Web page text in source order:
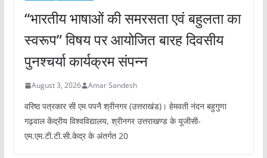
“भारतीय भाषाओं की समरसता एवं बहुलता का
स्वरूप” विषय पर आयोजित बारह दिवसीय
पुनश्चर्या कार्यक्रम संपन्न
August 3, 2026 Amar Sandesh
वरिष्ठ पत्रकार सी एम पपनै श्रीनगर (उत्तराखंड)। हेमवती नंदन बहुगुणा
गढ़वाल केंद्रीय विश्वविद्यालय, श्रीनगर उत्तराखण्ड के यूजीसी-
एम.एम.टी.टी.सी.केद्र के अंतर्गत 20